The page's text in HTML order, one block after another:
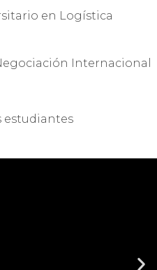
en Logística
Internacional
estudiantes